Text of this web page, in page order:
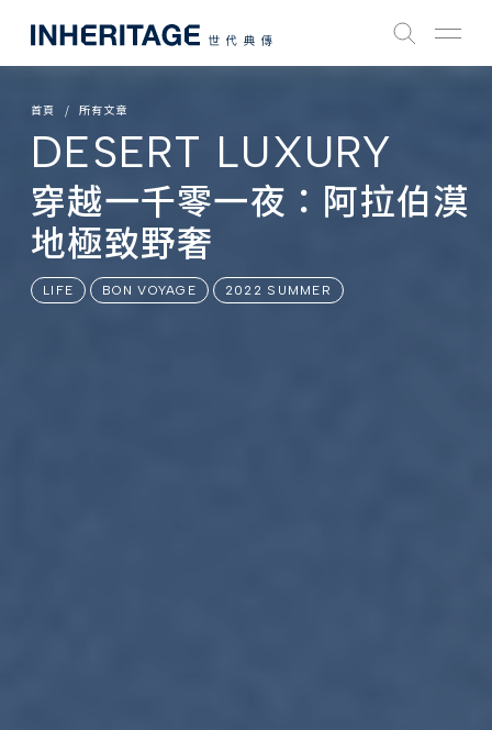
首頁 所有文章
DESERT LUXURY
穿越一千零一夜：阿拉伯漠
地極致野奢
LIFE BON VOYAGE 2022 SUMMER